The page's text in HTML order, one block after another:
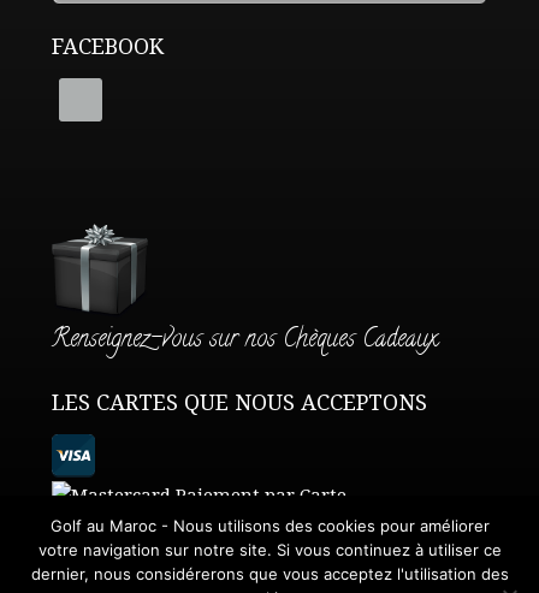
FACEBOOK
Renseignez-vous sur nos Chèques Cadeaux
LES CARTES QUE NOUS ACCEPTONS
Golf au Maroc - Nous utilisons des cookies pour améliorer
votre navigation sur notre site. Si vous continuez à utiliser ce
dernier, nous considérerons que vous acceptez l'utilisation des